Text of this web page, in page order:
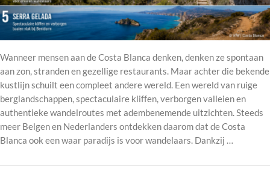
Wanneer mensen aan de Costa Blanca denken, denken ze spontaan
aan zon, stranden en gezellige restaurants. Maar achter die bekende
kustlijn schuilt een compleet andere wereld. Een wereld van ruige
berglandschappen, spectaculaire kliffen, verborgen valleien en
authentieke wandelroutes met adembenemende uitzichten. Steeds
meer Belgen en Nederlanders ontdekken daarom dat de Costa
Blanca ook een waar paradijs is voor wandelaars. Dankzij …